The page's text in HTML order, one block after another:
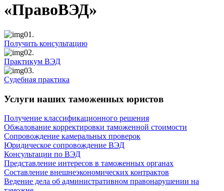
«ПравоВЭД»
01.
Получить консультацию
02.
Практикум ВЭД
03.
Судебная практика
Услуги наших таможенных юристов
Получение классификационного решения
Обжалование корректировки таможенной стоимости
Сопровождение камеральных проверок
Юридическое сопровождение ВЭД
Консультации по ВЭД
Представление интересов в таможенных органах
Составление внешнеэкономических контрактов
Ведение дела об административном правонарушении на